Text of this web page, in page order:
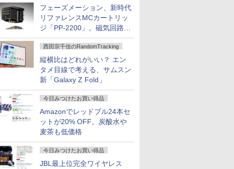
フェーズメーション、新時代
リファレンスMCカートリッ
ジ「PP-2200」。磁気回路や
ハウジングを根本から見直し
西田宗千佳のRandomTracking
縦横比はどれがいい？ エン
タメ目線で考える、サムスン
新「Galaxy Z Fold」
今日みつけたお買い得品
Amazonでレッドブル24本セ
ットが20% OFF。炭酸水や
麦茶も低価格
今日みつけたお買い得品
JBL最上位完全ワイヤレス